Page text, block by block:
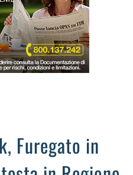
TRUFFA
Furegato in